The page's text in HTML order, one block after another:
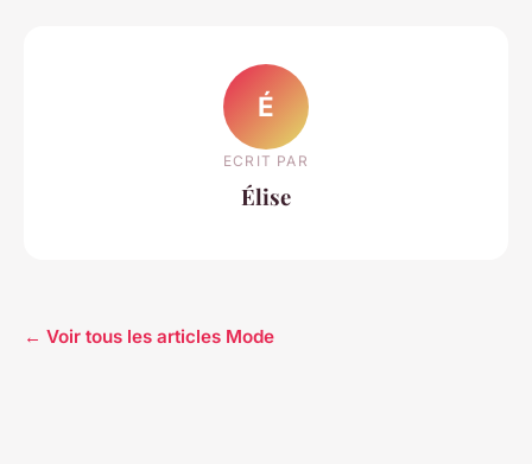
É
ECRIT PAR
Élise
← Voir tous les articles Mode